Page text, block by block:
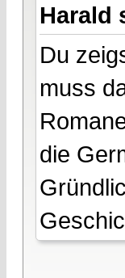
Harald
Du
muss
die